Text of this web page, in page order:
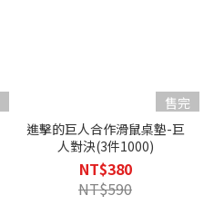
售完
進擊的巨人合作滑鼠桌墊-巨
人對決(3件1000)
NT$380
NT$590